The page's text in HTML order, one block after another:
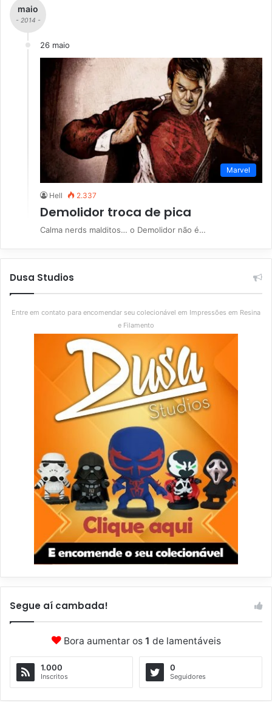
maio
- 2014 -
26 maio
Marvel
Hell 2.337
Demolidor troca de pica
Calma nerds malditos… o Demolidor não é…
Dusa Studios
Entre em contato para encomendar seu colecionável em Impressões em Resina
e Filamento
Segue aí cambada!
Bora aumentar os 1 de lamentáveis
1.000
Inscritos
0
Seguidores